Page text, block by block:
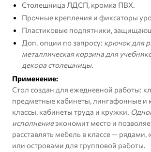
Столешница ЛДСП, кромка ПВХ.
Прочные крепления и фиксаторы
Пластиковые подпятники,
Доп. опции по запросу: крючок для
металлическая корзина для
декора столешницы.
Применение:
Стол создан для ежедневной работы:
предметные кабинеты, лингафонные и
классы, кабинеты труда и кружки.
исполнениеэкономит место и
расставлять мебель в классе —
или островами для групповой работы.